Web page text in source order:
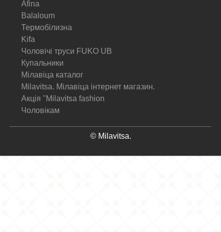
Afina
Balaloum
Термобілизна
Kifa
Чоловічі труси FUKO UB
Купальники
Мілавіца каталог
Milavitsa. Мілавіца інтернет магазин.
Акція "Milavitsa fashion
Чоловікам
© Milavitsa.